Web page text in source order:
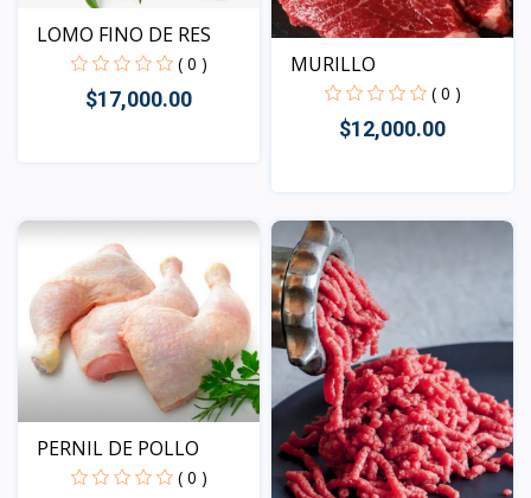
LOMO FINO DE RES
( 0 )
$17,000.00
MURILLO
( 0 )
$12,000.00
Vista
PERNIL DE POLLO
( 0 )